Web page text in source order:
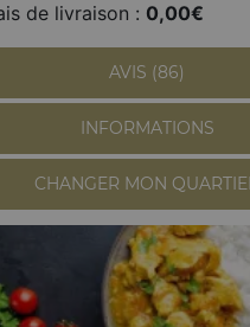
de livraison : 0,00€
AVIS (86)
INFORMATIONS
CHANGER MON